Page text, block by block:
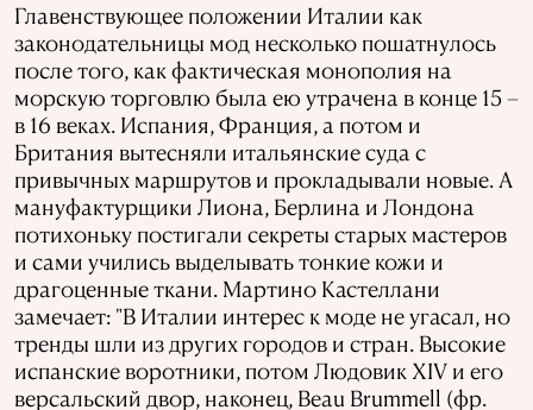
Главенствующее положении Италии как
законодательницы мод несколько пошатнулось
после того, как фактическая монополия на
морскую торговлю была ею утрачена в конце 15 –
в 16 веках. Испания, Франция, а потом и
Британия вытесняли итальянские суда с
привычных маршрутов и прокладывали новые. А
мануфактурщики Лиона, Берлина и Лондона
потихоньку постигали секреты старых мастеров
и сами учились выделывать тонкие кожи и
драгоценные ткани. Мартино Кастеллани
замечает: "В Италии интерес к моде не угасал, но
тренды шли из других городов и стран. Высокие
испанские воротники, потом Людовик XIV и его
версальский двор, наконец, Beau Brummell (фр.